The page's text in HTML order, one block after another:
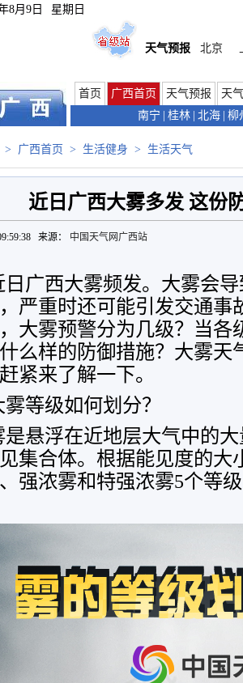
8月9日 星期日
天气预报 北京
首页 广西首页 天气预报
天
南宁
桂林 北海 柳
> 广西首页 > 生活健身 > 生活天气
近日广西大雾多发 这份
来源： 中国天气网广西站
日广西大雾频发。大雾会
严重时还可能引发交通事
大雾预警分为几级？当各
么样的防御措施？大雾天
紧来了解一下。
雾等级如何划分？
是悬浮在近地层大气中的
集合体。根据能见度的大
强浓雾和特强浓雾5个等